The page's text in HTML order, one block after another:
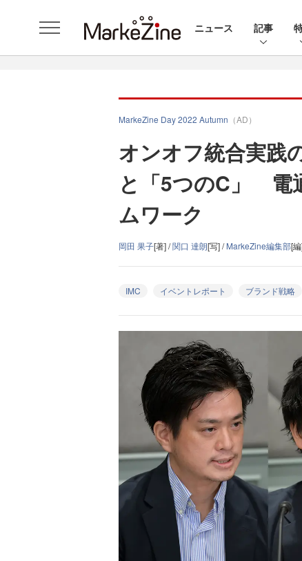
ニュース 記事
MarkeZine Day 2022 Autumn （AD）
オンオフ統合実践
と「5つのC」 電
ムワーク
岡田 果子[著] /関口 達朗[写] /MarkeZine編集部[
IMC イベントレポート ブランド戦略